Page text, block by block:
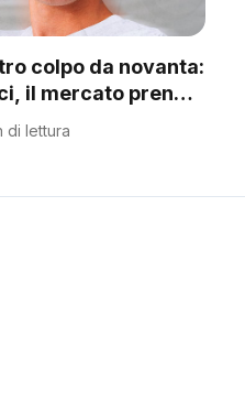
colpo da novanta:
il mercato prende
di lettura